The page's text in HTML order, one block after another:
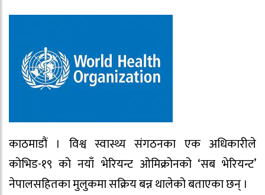
काठमाडौं । विश्व स्वास्थ्य संगठनका एक अधिकारीले
कोभिड-१९ को नयाँ भेरियन्ट ओमिक्रोनको ‘सब भेरियन्ट’
नेपालसहितका मुलुकमा सक्रिय बन्न थालेको बताएका छन् ।